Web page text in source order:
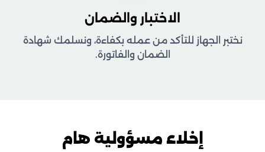
الاختبار والضمان
نختبر الجهاز للتأكد من عمله بكفاءة، ونسلمك شهادة
الضمان والفاتورة.
إخلاء مسؤولية هام